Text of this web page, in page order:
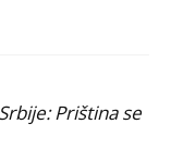
Priština se